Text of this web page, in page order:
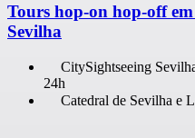
Tours hop-on hop-off
Sevilha
CitySightseeing
24h
Catedral de Sevilha e